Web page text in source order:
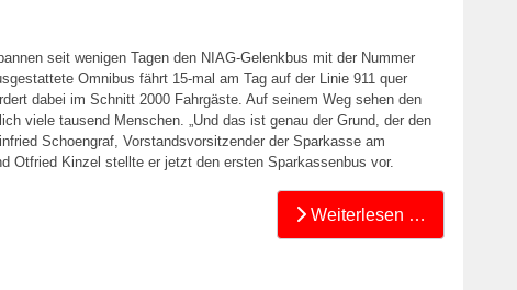
seit wenigen Tagen den NIAG-Gelenkbus mit der Nummer
Omnibus fährt 15-mal am Tag auf der Linie 911 quer
dabei im Schnitt 2000 Fahrgäste. Auf seinem Weg sehen den
viele tausend Menschen. „Und das ist genau der Grund, der den
Schoengraf, Vorstandsvorsitzender der Sparkasse am
Otfried Kinzel stellte er jetzt den ersten Sparkassenbus vor.
Weiterlesen …